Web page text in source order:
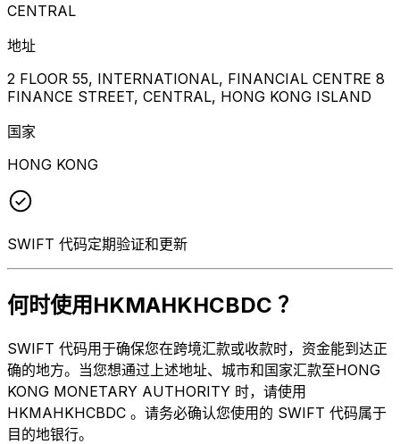
CENTRAL
地址
2 FLOOR 55, INTERNATIONAL, FINANCIAL CENTRE 8
FINANCE STREET, CENTRAL, HONG KONG ISLAND
国家
HONG KONG
SWIFT 代码定期验证和更新
何时使用HKMAHKHCBDC ？
SWIFT 代码用于确保您在跨境汇款或收款时，资金能到达正
确的地方。当您想通过上述地址、城市和国家汇款至HONG
KONG MONETARY AUTHORITY 时，请使用
HKMAHKHCBDC 。请务必确认您使用的 SWIFT 代码属于
目的地银行。